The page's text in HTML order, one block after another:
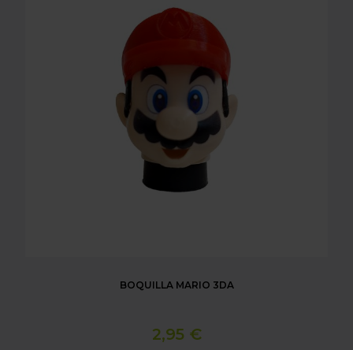
BOQUILLA MARIO 3DA
2,95 €